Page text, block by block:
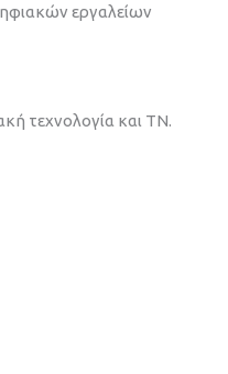
εργαλείων
τεχνολογία και ΤΝ.